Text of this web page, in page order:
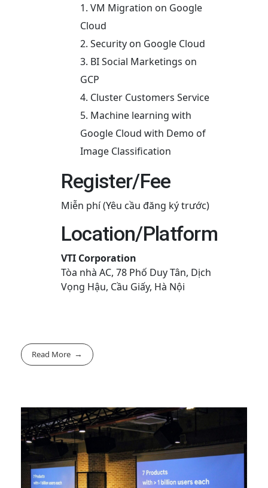
VM Migration on Google
Cloud
Security on Google Cloud
BI Social Marketings on
GCP
Cluster Customers Service
Machine learning with
Google Cloud with Demo of
Image Classification
Register/Fee
Miễn phí (Yêu cầu đăng ký trước)
Location/Platform
VTI Corporation
Tòa nhà AC, 78 Phố Duy Tân, Dịch
Vọng Hậu, Cầu Giấy, Hà Nội
Read More